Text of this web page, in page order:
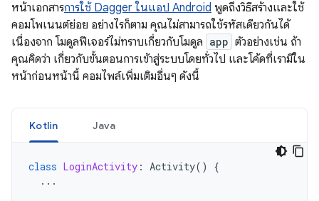
หน้าเอกสารการใช้ Dagger ในแอป Android พูดถึงวิธีสร้างและใช้
คอมโพเนนต์ย่อย อย่างไรก็ตาม คุณไม่สามารถใช้รหัสเดียวกันได้
เนื่องจาก โมดูลฟีเจอร์ไม่ทราบเกี่ยวกับโมดูล app ตัวอย่างเช่น ถ้า
คุณคิดว่า เกี่ยวกับขั้นตอนการเข้าสู่ระบบโดยทั่วไป และโค้ดที่เรามีใน
หน้าก่อนหน้านี้ คอมไพล์เพิ่มเติมอื่นๆ ดังนี้
Kotlin Java
class LoginActivity : Activity()
{
...